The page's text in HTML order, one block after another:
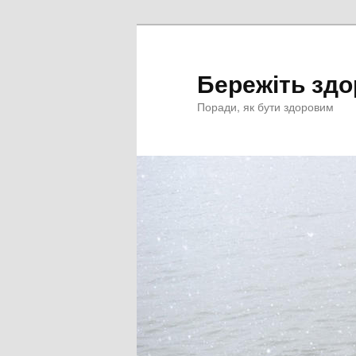
Бережіть
Поради, як бути здоровим